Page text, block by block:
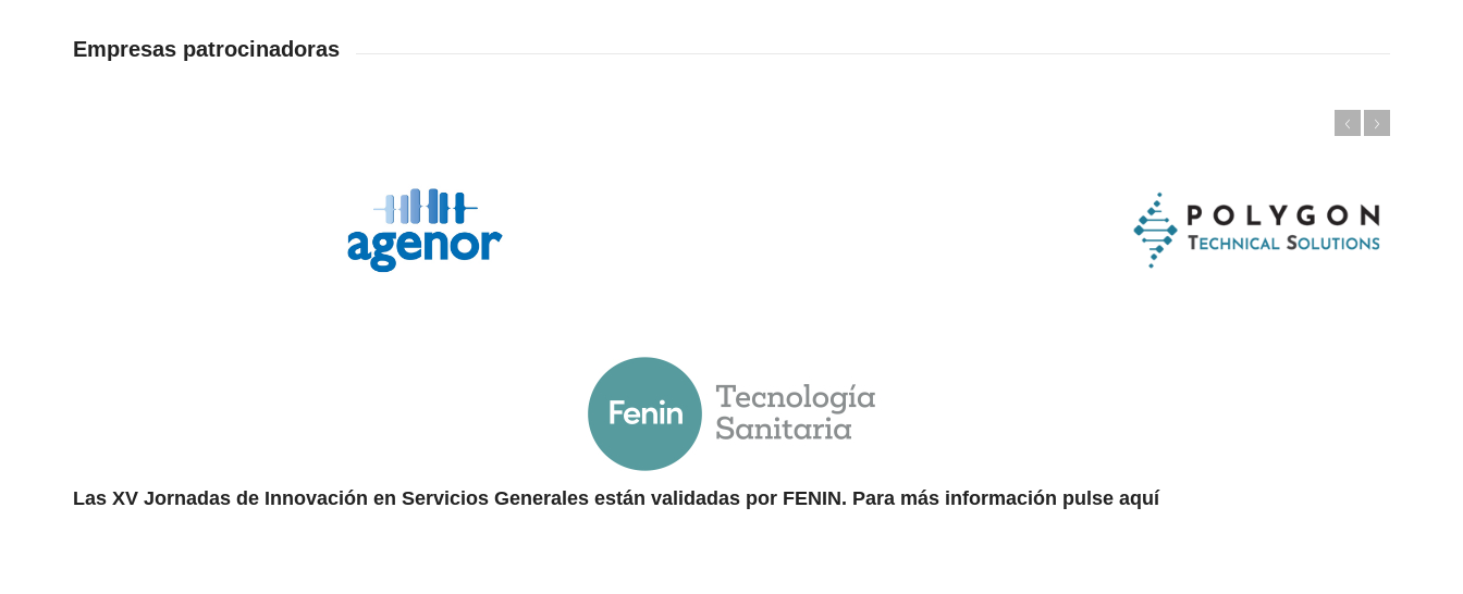
Empresas patrocinadoras
Las XV Jornadas de Innovación en Servicios Generales están validadas por FENIN. Para más información pulse aquí